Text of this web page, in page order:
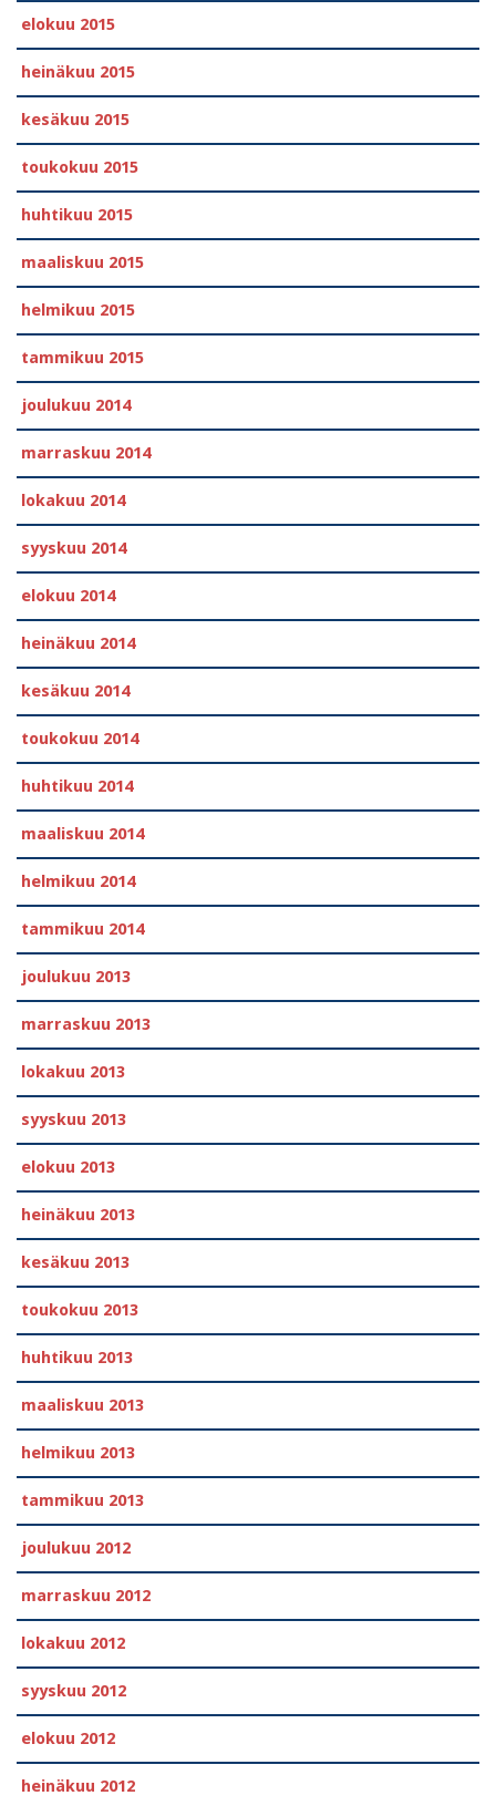
elokuu 2015
heinäkuu 2015
kesäkuu 2015
toukokuu 2015
huhtikuu 2015
maaliskuu 2015
helmikuu 2015
tammikuu 2015
joulukuu 2014
marraskuu 2014
lokakuu 2014
syyskuu 2014
elokuu 2014
heinäkuu 2014
kesäkuu 2014
toukokuu 2014
huhtikuu 2014
maaliskuu 2014
helmikuu 2014
tammikuu 2014
joulukuu 2013
marraskuu 2013
lokakuu 2013
syyskuu 2013
elokuu 2013
heinäkuu 2013
kesäkuu 2013
toukokuu 2013
huhtikuu 2013
maaliskuu 2013
helmikuu 2013
tammikuu 2013
joulukuu 2012
marraskuu 2012
lokakuu 2012
syyskuu 2012
elokuu 2012
heinäkuu 2012